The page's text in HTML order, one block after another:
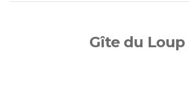
Gîte du Loup